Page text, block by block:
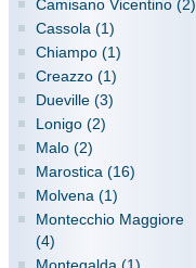
Camisano Vicentino (2)
Cassola (1)
Chiampo (1)
Creazzo (1)
Dueville (3)
Lonigo (2)
Malo (2)
Marostica (16)
Molvena (1)
Montecchio Maggiore
(4)